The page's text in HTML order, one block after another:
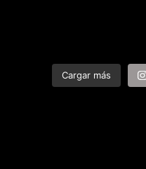
Cargar más